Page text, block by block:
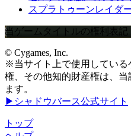
スプラトゥーンレイダ
当ゲームタイトルの権利表記
© Cygames, Inc.
※当サイト上で使用している
権、その他知的財産権は、
ます。
▶シャドウバース公式サイト
トップ